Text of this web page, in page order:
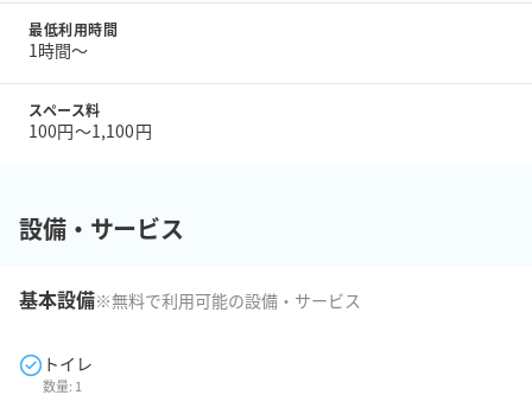
最低利用時間
1時間〜
スペース料
100円〜1,100円
設備・サービス
基本設備※無料で利用可能の設備・サービス
トイレ
数量: 1